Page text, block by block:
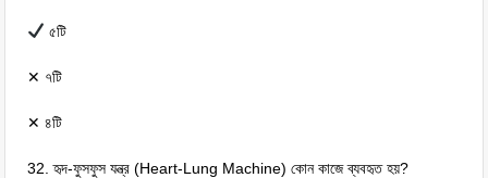
৫টি
✕ ৭টি
✕ ৪টি
32. হৃদ-ফুসফুস যন্ত্র (Heart-Lung Machine) কোন কাজে ব্যবহৃত হয়?